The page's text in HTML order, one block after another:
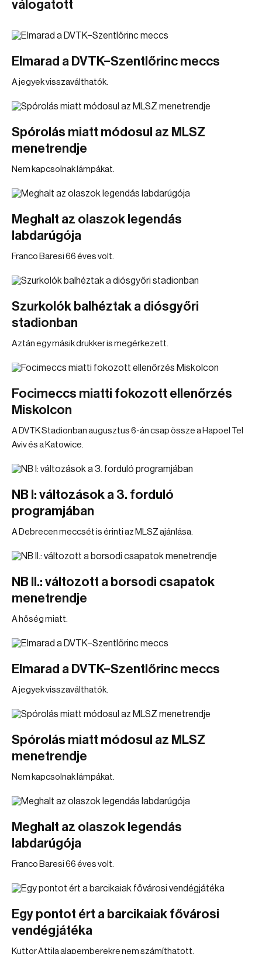
válogatott
Elmarad a DVTK–Szentlőrinc meccs
A jegyek visszaválthatók.
Spórolás miatt módosul az MLSZ
menetrendje
Nem kapcsolnak lámpákat.
Meghalt az olaszok legendás
labdarúgója
Franco Baresi 66 éves volt.
Szurkolók balhéztak a diósgyőri
stadionban
Aztán egy másik drukker is megérkezett.
Focimeccs miatti fokozott ellenőrzés
Miskolcon
A DVTK Stadionban augusztus 6-án csap össze a Hapoel Tel
Aviv és a Katowice.
NB I: változások a 3. forduló
programjában
A Debrecen meccsét is érinti az MLSZ ajánlása.
NB II.: változott a borsodi csapatok
menetrendje
A hőség miatt.
Elmarad a DVTK–Szentlőrinc meccs
A jegyek visszaválthatók.
Spórolás miatt módosul az MLSZ
menetrendje
Nem kapcsolnak lámpákat.
Meghalt az olaszok legendás
labdarúgója
Franco Baresi 66 éves volt.
Egy pontot ért a barcikaiak fővárosi
vendégjátéka
Kuttor Attila alapemberekre nem számíthatott.